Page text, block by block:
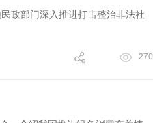
政部门深入推进打击整治非法社
270